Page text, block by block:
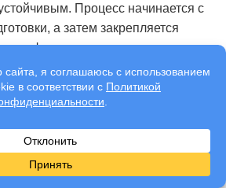
Процесс начинается с
а затем закрепляется
профилактике срывов.
Врач уточняет стаж
возможные методы и